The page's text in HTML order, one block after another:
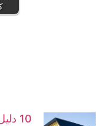
10 دلیل برای سفر به ایتالیا؛ کشوری که هر گردشگری عاشق آن می‌شود